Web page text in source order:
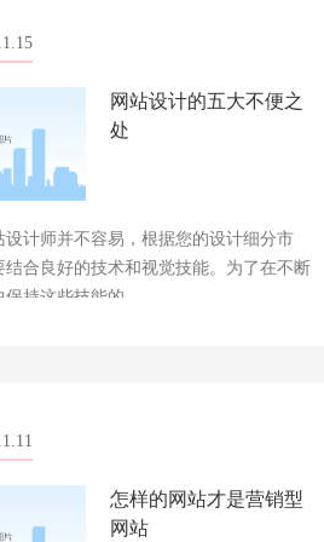
网站设计的五大不便之
处
设计师并不容易，根据您的设计细分市
结合良好的技术和视觉技能。为了在不断
保持这些技能的……
怎样的网站才是营销型
网站